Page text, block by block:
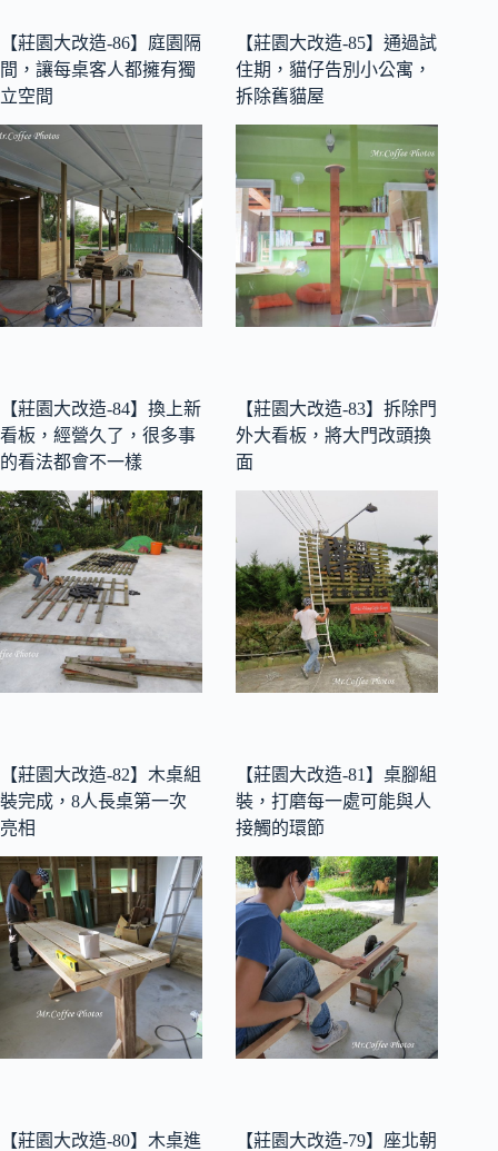
【莊園大改造-86】庭園隔
間，讓每桌客人都擁有獨
立空間
【莊園大改造-85】通過試
住期，貓仔告別小公寓，
拆除舊貓屋
【莊園大改造-84】換上新
看板，經營久了，很多事
的看法都會不一樣
【莊園大改造-83】拆除門
外大看板，將大門改頭換
面
【莊園大改造-82】木桌組
裝完成，8人長桌第一次
亮相
【莊園大改造-81】桌腳組
裝，打磨每一處可能與人
接觸的環節
【莊園大改造-80】木桌進
【莊園大改造-79】座北朝